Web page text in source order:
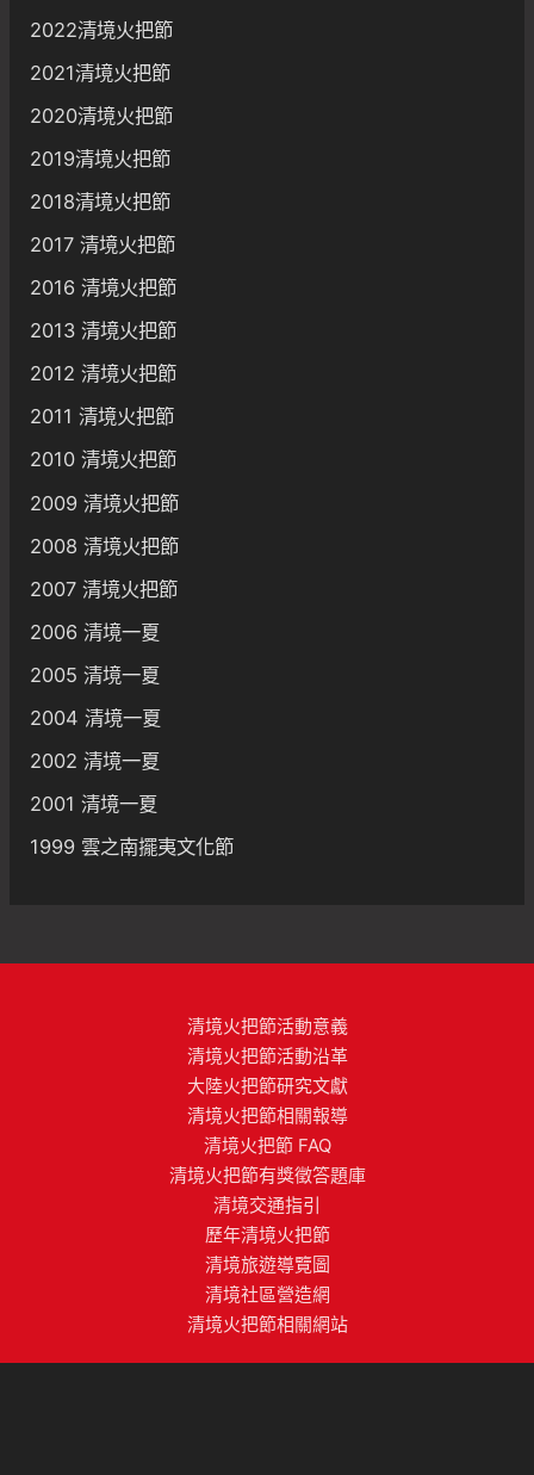
2022清境火把節
2021清境火把節
2020清境火把節
2019清境火把節
2018清境火把節
2017 清境火把節
2016 清境火把節
2013 清境火把節
2012 清境火把節
2011 清境火把節
2010 清境火把節
2009 清境火把節
2008 清境火把節
2007 清境火把節
2006 清境一夏
2005 清境一夏
2004 清境一夏
2002 清境一夏
2001 清境一夏
1999 雲之南擺夷文化節
清境火把節活動意義
清境火把節活動沿革
大陸火把節研究文獻
清境火把節相關報導
清境火把節 FAQ
清境火把節有獎徵答題庫
清境交通指引
歷年清境火把節
清境旅遊導覽圖
清境社區營造網
清境火把節相關網站